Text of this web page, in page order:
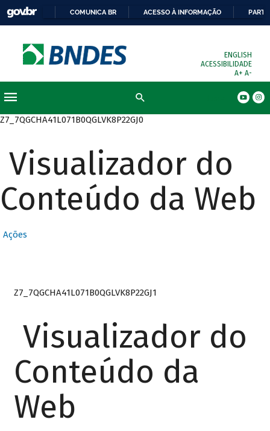
COMUNICA BR ACESSO À INFORMAÇÃO
ENGLISH
ACESSIBILIDADE
A+ A-
Z7_7QGCHA41L071B0QGLVK8P22GJ0
Visualizador do
Conteúdo da Web
Ações
Z7_7QGCHA41L071B0QGLVK8P22GJ1
Visualizador do
Conteúdo da
Web